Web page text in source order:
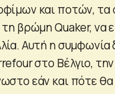
και ποτών, τα
τη βρώμη Quaker, να
Αυτή η
στο Βέλγιο, την
εάν και πότε